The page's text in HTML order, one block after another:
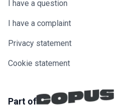
I have a question
I have a complaint
Privacy statement
Cookie statement
Part of